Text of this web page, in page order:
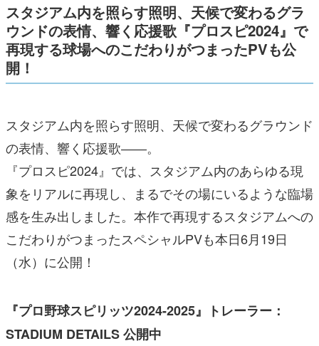
スタジアム内を照らす照明、天候で変わるグラ
ウンドの表情、響く応援歌『プロスピ2024』で
再現する球場へのこだわりがつまったPVも公
開！
スタジアム内を照らす照明、天候で変わるグラウンド
の表情、響く応援歌――。
『プロスピ2024』では、スタジアム内のあらゆる現
象をリアルに再現し、まるでその場にいるような臨場
感を生み出しました。本作で再現するスタジアムへの
こだわりがつまったスペシャルPVも本日6月19日
（水）に公開！
『プロ野球スピリッツ2024-2025』トレーラー：
STADIUM DETAILS 公開中